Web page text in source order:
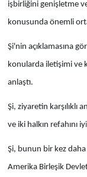
işbirliğini genişletme
konusunda önemli
Şi'nin açıklamasına
konularda iletişimi ve
anlaştı.
Şi, ziyaretin karşılıklı
ve iki halkın refahını
Şi, bunun bir kez
Amerika Birleşik